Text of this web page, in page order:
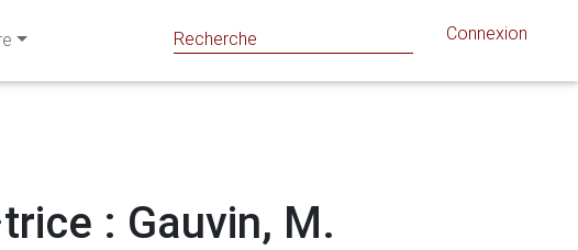
Connexion
: Gauvin, M.